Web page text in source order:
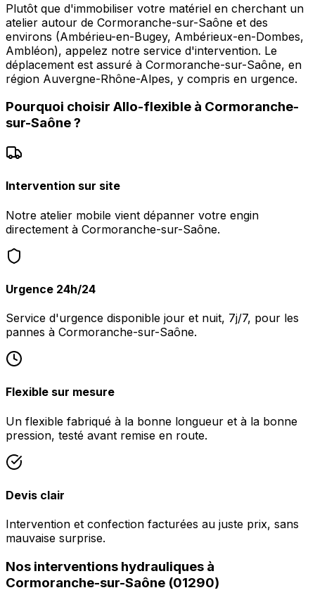
Plutôt que d'immobiliser votre matériel en cherchant un
atelier autour de Cormoranche-sur-Saône et des
environs (Ambérieu-en-Bugey, Ambérieux-en-Dombes,
Ambléon), appelez notre service d'intervention. Le
déplacement est assuré à Cormoranche-sur-Saône, en
région Auvergne-Rhône-Alpes, y compris en urgence.
Pourquoi choisir Allo-flexible à Cormoranche-
sur-Saône?
Intervention sur site
Notre atelier mobile vient dépanner votre engin
directement à Cormoranche-sur-Saône.
Urgence 24h/24
Service d'urgence disponible jour et nuit, 7j/7, pour les
pannes à Cormoranche-sur-Saône.
Flexible sur mesure
Un flexible fabriqué à la bonne longueur et à la bonne
pression, testé avant remise en route.
Devis clair
Intervention et confection facturées au juste prix, sans
mauvaise surprise.
Nos interventions hydrauliques à
Cormoranche-sur-Saône (01290)